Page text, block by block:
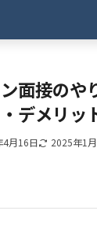
面接のや
デメリッ
4月16日 2025年1